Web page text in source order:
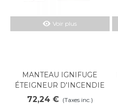
Voir plus
MANTEAU IGNIFUGE
ÉTEIGNEUR D'INCENDIE
BAG
72,24 € (Taxes inc.)